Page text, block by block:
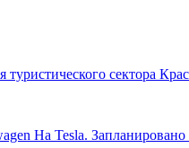
туристического сектора
На Tesla.